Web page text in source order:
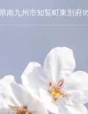
南九州市知覧町東別府